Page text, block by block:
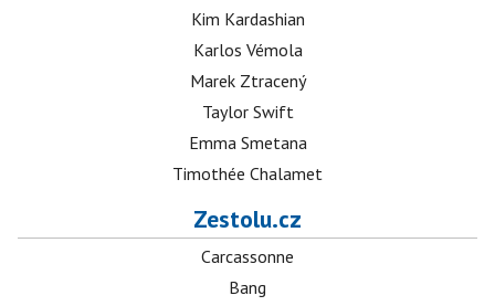
Kim Kardashian
Karlos Vémola
Marek Ztracený
Taylor Swift
Emma Smetana
Timothée Chalamet
Zestolu.cz
Carcassonne
Bang